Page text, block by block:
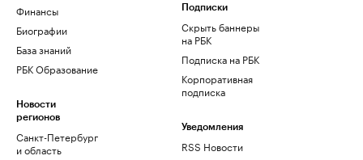
Финансы
Биографии
База знаний
РБК Образование
Новости
регионов
Санкт-Петербург
и область
Подписки
Скрыть баннеры
на РБК
Подписка на РБК
Корпоративная
подписка
Уведомления
RSS Новости